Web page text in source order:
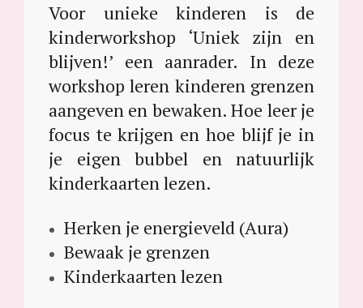
Voor unieke kinderen is de
kinderworkshop ‘Uniek zijn en
blijven!’ een aanrader. In deze
workshop leren kinderen grenzen
aangeven en bewaken. Hoe leer je
focus te krijgen en hoe blijf je in
je eigen bubbel en natuurlijk
kinderkaarten lezen.
Herken je energieveld (Aura)
Bewaak je grenzen
Kinderkaarten lezen